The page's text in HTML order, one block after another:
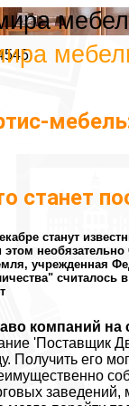
станет
станут
этом
учрежденная
считалось
компаний на
'Поставщик
Получить его